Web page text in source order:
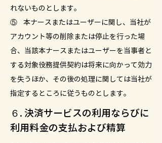
れないものとします。
⑤ 本ナースまたはユーザーに関し、当社が
アカウント等の削除または停止を行った場
合、当該本ナースまたはユーザーを当事者と
する対象役務提供契約は将来に向かって効力
を失うほか、その後の処理に関しては当社が
指定するところに従うものとします。
６. 決済サービスの利用ならびに
利用料金の支払および精算